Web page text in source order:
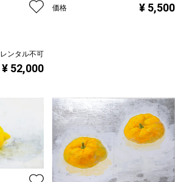
レンタル不可
¥ 52,000
価格
¥ 5,500